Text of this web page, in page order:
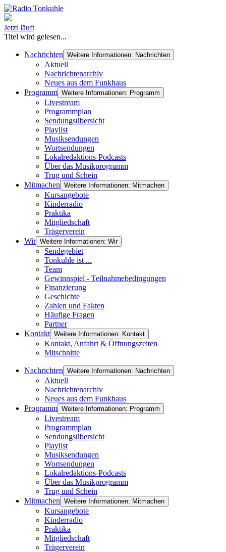
Jetzt läuft
Titel wird gelesen...
Nachrichten Weitere Informationen: Nachrichten
Aktuell
Nachrichtenarchiv
Neues aus dem Funkhaus
Programm Weitere Informationen: Programm
Livestream
Programmplan
Sendungsübersicht
Playlist
Musiksendungen
Wortsendungen
Lokalredaktions-Podcasts
Über das Musikprogramm
Trug und Schein
Mitmachen Weitere Informationen: Mitmachen
Kursangebote
Kinderradio
Praktika
Mitgliedschaft
Trägerverein
Wir Weitere Informationen: Wir
Sendegebiet
Tonkuhle ist ...
Team
Gewinnspiel - Teilnahmebedingungen
Finanzierung
Geschichte
Zahlen und Fakten
Häufige Fragen
Partner
Kontakt Weitere Informationen: Kontakt
Kontakt, Anfahrt & Öffnungszeiten
Mitschnitte
Nachrichten Weitere Informationen: Nachrichten
Aktuell
Nachrichtenarchiv
Neues aus dem Funkhaus
Programm Weitere Informationen: Programm
Livestream
Programmplan
Sendungsübersicht
Playlist
Musiksendungen
Wortsendungen
Lokalredaktions-Podcasts
Über das Musikprogramm
Trug und Schein
Mitmachen Weitere Informationen: Mitmachen
Kursangebote
Kinderradio
Praktika
Mitgliedschaft
Trägerverein